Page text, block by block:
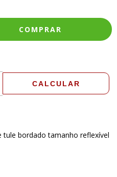
CALCULAR
bordado tamanho reflexível